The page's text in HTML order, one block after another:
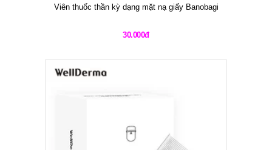
Viên thuốc thần kỳ dạng mặt nạ giấy Banobagi
30.000đ